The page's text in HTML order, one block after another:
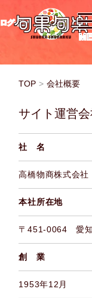
ログイン
TOP > 会社概要
サイト運営
社 名
高橋物商株式会社
本社所在地
〒451-0064 愛知
創 業
1953年12月